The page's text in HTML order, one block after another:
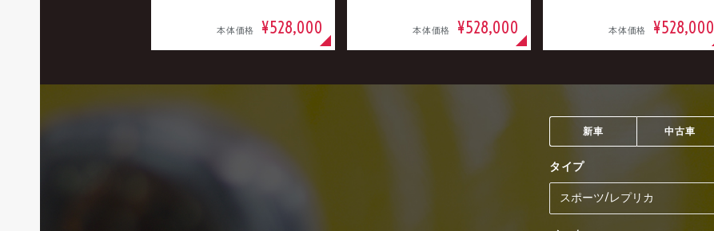
本体価格 ¥528,000 本体価格 ¥528,000 本体価格 ¥528,000
新車 中古車
タイプ